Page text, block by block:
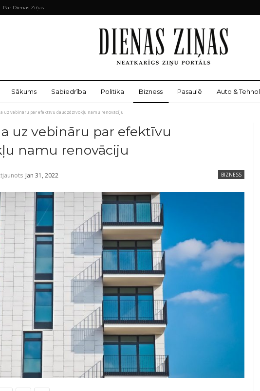
Par Dienas Ziņas
Sākums Sabiedrība Politika Bizness Pasaulē Auto &
uz vebināru par efektīvu daudzdzīvokļu namu renovāciju
uz vebināru par efektīvu
namu renovāciju
BIZNESS
Jan 31, 2022